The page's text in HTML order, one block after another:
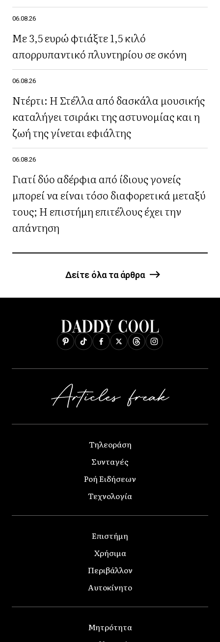
06.08.26
Με 3,5 ευρώ φτιάξτε 1,5 κιλό
απορρυπαντικό πλυντηρίου σε σκόνη
06.08.26
Ντέρτι: Η Στέλλα από δασκάλα μουσικής
καταλήγει τσιράκι της αστυνομίας και η
ζωή της γίνεται εφιάλτης
06.08.26
Γιατί δύο αδέρφια από ίδιους γονείς
μπορεί να είναι τόσο διαφορετικά μεταξύ
τους; Η επιστήμη επιτέλους έχει την
απάντηση
Δείτε όλα τα άρθρα
Τηλεοράση
Συνταγές
Ροή Ειδήσεων
Τεχνολογία
Επιστήμη
Χρήσιμα
Περιβάλλον
Αυτοκίνητο
Μητρότητα